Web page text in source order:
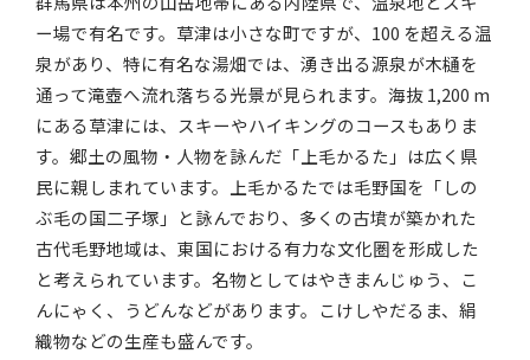
ー場で有名です。草津は小さな町ですが、100 を超える温
泉があり、特に有名な湯畑では、湧き出る源泉が木樋を
通って滝壺へ流れ落ちる光景が見られます。海抜 1,200 m
にある草津には、スキーやハイキングのコースもありま
す。郷土の風物・人物を詠んだ「上毛かるた」は広く県
民に親しまれています。上毛かるたでは毛野国を「しの
ぶ毛の国二子塚」と詠んでおり、多くの古墳が築かれた
古代毛野地域は、東国における有力な文化圏を形成した
と考えられています。名物としてはやきまんじゅう、こ
んにゃく、うどんなどがあります。こけしやだるま、絹
織物などの生産も盛んです。